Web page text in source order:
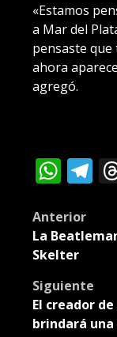
«Estamos
a Mar del
pensaste que
ahora
agregó.
Post
Anterior
La
Skelter
Siguiente
El creador
brindará